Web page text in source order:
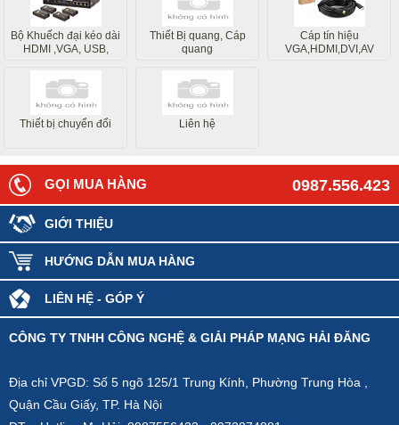
Bộ Khuếch đại kéo dài
HDMI ,VGA, USB,
Thiết Bị quang, Cáp
quang
Cáp tín hiệu
VGA,HDMI,DVI,AV
Thiết bị chuyển đổi Liên hệ
0987.556.423
GỌI MUA HÀNG
GIỚI THIỆU
HƯỚNG DẪN MUA HÀNG
LIÊN HỆ - GÓP Ý
CÔNG TY TNHH CÔNG NGHỆ & GIẢI PHÁP MẠNG HẢI ĐĂNG
Địa chỉ VPGD: Số 5 ngõ 125/1 Trung Kính, Phường Trung Hòa ,
Quận Cầu Giấy, TP. Hà Nội